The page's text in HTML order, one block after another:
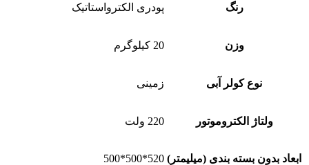
رنگ پودری الکترواستاتیک
وزن 20 کیلوگرم
نوع کولر آبی زمینی
ولتاژ الکتروموتور 220 ولت
ابعاد بدون بسته بندی (میلیمتر) 520*500*500